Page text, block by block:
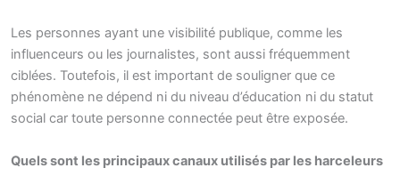
Les personnes ayant une visibilité publique, comme les
influenceurs ou les journalistes, sont aussi fréquemment
ciblées. Toutefois, il est important de souligner que ce
phénomène ne dépend ni du niveau d’éducation ni du statut
social car toute personne connectée peut être exposée.
Quels sont les principaux canaux utilisés par les harceleurs